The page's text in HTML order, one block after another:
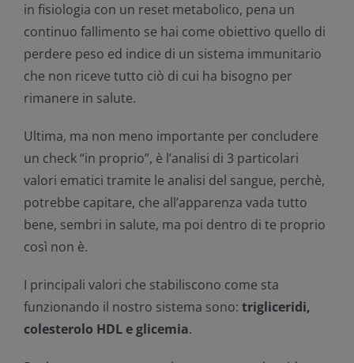
in fisiologia con un reset metabolico, pena un
continuo fallimento se hai come obiettivo quello di
perdere peso ed indice di un sistema immunitario
che non riceve tutto ciò di cui ha bisogno per
rimanere in salute.
Ultima, ma non meno importante per concludere
un check “in proprio”, è l’analisi di 3 particolari
valori ematici tramite le analisi del sangue, perchè,
potrebbe capitare, che all’apparenza vada tutto
bene, sembri in salute, ma poi dentro di te proprio
così non è.
I principali valori che stabiliscono come sta
funzionando il nostro sistema sono: trigliceridi,
colesterolo HDL e glicemia.